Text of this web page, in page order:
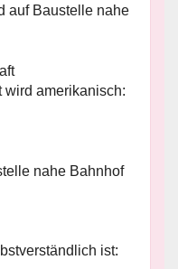
auf Baustelle nahe
wird amerikanisch:
nahe Bahnhof
ist: